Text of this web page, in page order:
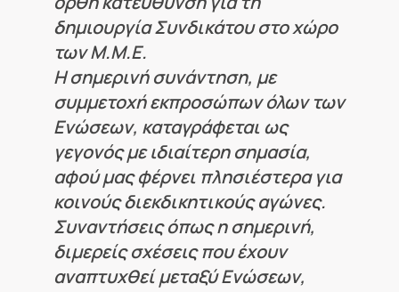
δημιουργία Συνδικάτου στο χώρο
των Μ.Μ.Ε.
Η σημερινή συνάντηση, με
συμμετοχή εκπροσώπων όλων των
Ενώσεων, καταγράφεται ως
γεγονός με ιδιαίτερη σημασία,
αφού μας φέρνει πλησιέστερα για
κοινούς διεκδικητικούς αγώνες.
Συναντήσεις όπως η σημερινή,
διμερείς σχέσεις που έχουν
αναπτυχθεί μεταξύ Ενώσεων,